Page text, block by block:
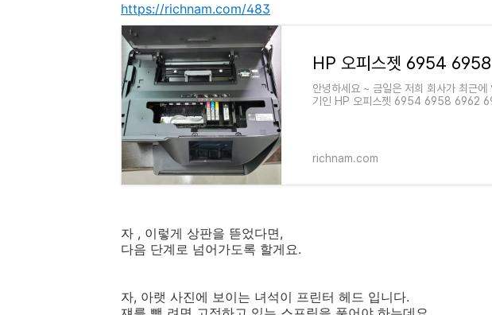
https://richnam.com/483
안녕하세요 ~ 금일은 저희 회사가 최근
기인 HP 오피스젯 6954 6958 6962
richnam.com
자 , 이렇게 상판을 뜯었다면,
다음 단계로 넘어가도록 할게요.
자, 아랫 사진에 보이는 녀석이 프린터 헤드 입니다.